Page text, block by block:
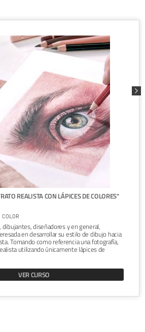
REALISTA CON LÁPICES DE COLORES"
dibujantes, diseñadores y en general,
en desarrollar su estilo de dibujo hacia
Tomando como referencia una fotografía,
utilizando únicamente lápices de
VER CURSO